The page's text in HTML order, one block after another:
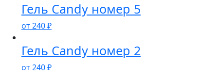
Гель Candy номер 5
от240₽
Гель Candy номер 2
от240₽